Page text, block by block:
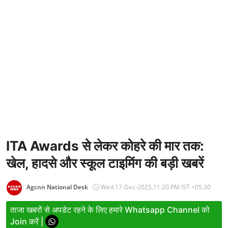
Relationship
Education
Defence & Security
Environment
ITA Awards से लेकर कोहरे की मार तक:
खेल, हादसे और स्कूल टाइमिंग की बड़ी खबरें
Agcnn National Desk Wed 17-Dec-2025,11:20 PM IST +05:30
ताजा खबरों से अपडेट रहने के लिए हमारे Whatsapp Channel को
Join करें |